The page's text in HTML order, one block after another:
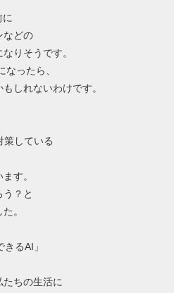
などの
りそうです。
ったら、
しれないわけです。
策している
す。
？と
。
るAI」
ちの生活に